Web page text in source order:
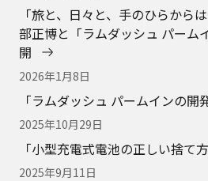
「旅と、日々と、手のひらか
部正博と「ラムダッシュ パーム
開
2026年1月8日
「ラムダッシュ パームインの開
2025年10月29日
「小型充電式電池の正しい捨て
2025年9月11日